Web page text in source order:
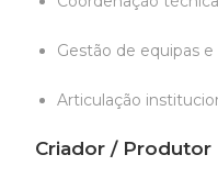
Gestão de equipas e
Articulação
Criador / Produtor